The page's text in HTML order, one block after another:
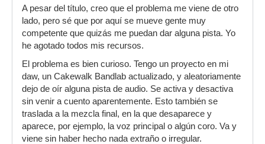
A pesar del título, creo que el problema me viene de otro
lado, pero sé que por aquí se mueve gente muy
competente que quizás me puedan dar alguna pista. Yo
he agotado todos mis recursos.
El problema es bien curioso. Tengo un proyecto en mi
daw, un Cakewalk Bandlab actualizado, y aleatoriamente
dejo de oír alguna pista de audio. Se activa y desactiva
sin venir a cuento aparentemente. Esto también se
traslada a la mezcla final, en la que desaparece y
aparece, por ejemplo, la voz principal o algún coro. Va y
viene sin haber hecho nada extraño o irregular.